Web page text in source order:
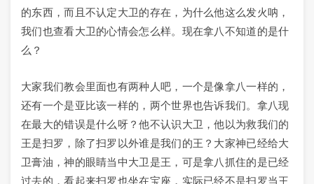
的东西，而且不认定大卫的存在，为什么他这么发火呐，
我们也查看大卫的心情会怎么样。现在拿八不知道的是什
么？
大家我们教会里面也有两种人吧，一个是像拿八一样的，
还有一个是亚比该一样的，两个世界也告诉我们。拿八现
在最大的错误是什么呀？他不认识大卫，他以为救我们的
王是扫罗，除了扫罗以外谁是我们的王？大家神已经给大
卫膏油，神的眼睛当中大卫是王，可是拿八抓住的是已经
过去的，看起来扫罗也坐在宝座，实际已经不是扫罗当王